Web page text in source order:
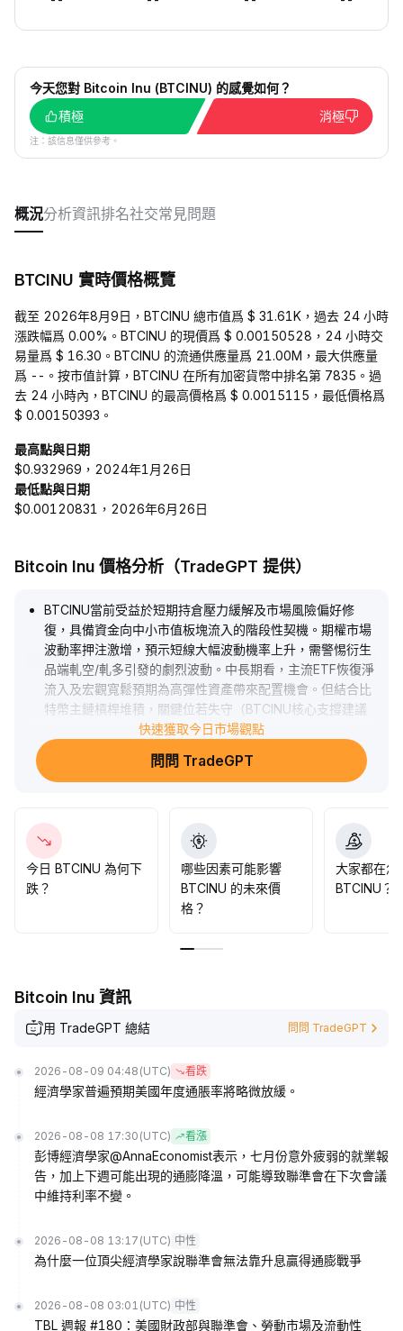
今天您對 Bitcoin Inu (BTCINU) 的感覺如何？
積極
消極
注：該信息僅供參考。
概況分析資訊排名社交常見問題
BTCINU 實時價格概覽
截至 2026年8月9日，BTCINU 總市值爲 $ 31.61K，過去 24 小時
漲跌幅爲 0.00%。BTCINU 的現價爲 $ 0.00150528，24 小時交
易量爲 $ 16.30。BTCINU 的流通供應量爲 21.00M，最大供應量
爲 --。按市值計算，BTCINU 在所有加密貨幣中排名第 7835。過
去 24 小時內，BTCINU 的最高價格爲 $ 0.0015115，最低價格爲
$ 0.00150393。
最高點與日期
$0.932969，2024年1月26日
最低點與日期
$0.00120831，2026年6月26日
Bitcoin Inu 價格分析（TradeGPT 提供）
BTCINU當前受益於短期持倉壓力緩解及市場風險偏好修
復，具備資金向中小市值板塊流入的階段性契機。期權市場
波動率押注激增，預示短線大幅波動機率上升，需警惕衍生
品端軋空/軋多引發的劇烈波動。中長期看，主流ETF恢復淨
流入及宏觀寬鬆預期為高彈性資產帶來配置機會。但結合比
特幣主鏈槓桿堆積，關鍵位若失守（BTCINU核心支撐建議
058~0
062美元），或將引發流動性踩踏。策略建議：短線順勢參
快速獲取今日市場觀點
問問 TradeGPT
今日 BTCINU 為何下
跌？
哪些因素可能影響
BTCINU 的未來價
格？
大家都在怎
BTCINU？
Bitcoin Inu 資訊
用 TradeGPT 總結 問問 TradeGPT
2026-08-09 04:48 (UTC) 看跌
經濟學家普遍預期美國年度通脹率將略微放緩。
2026-08-08 17:30 (UTC) 看漲
彭博經濟學家@AnnaEconomist表示，七月份意外疲弱的就業報
告，加上下週可能出現的通膨降溫，可能導致聯準會在下次會議
中維持利率不變。
2026-08-08 13:17 (UTC) 中性
為什麼一位頂尖經濟學家說聯準會無法靠升息贏得通膨戰爭
2026-08-08 03:01 (UTC) 中性
TBL 週報 #180：美國財政部與聯準會、勞動市場及流動性